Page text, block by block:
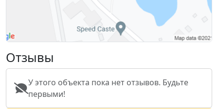
Отзывы
У этого объекта пока нет отзывов. Будьте
первыми!